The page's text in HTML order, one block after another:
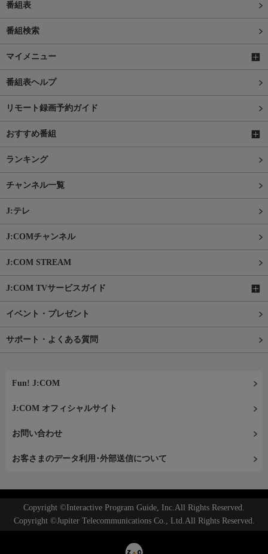
番組表
番組検索
マイメニュー
番組表ヘルプ
リモート録画予約ガイド
おすすめ番組
ランキング
チャンネル一覧
J:テレ
J:COMチャンネル
J:COM STREAM
J:COM TVサービスガイド
イベント・プレゼント
サポート・よくある質問
Fun! J:COM
J:COM オフィシャルサイト
お問い合わせ
お客さまのデータ利用･外部送信について
Copyright ©Interactive Program Guide, Inc.All Rights Reserved.
Copyright ©Jupiter Telecommunications Co., Ltd.All Rights Reserved.